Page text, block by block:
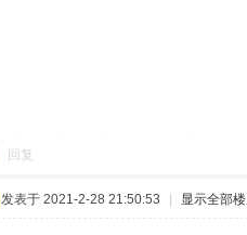
回复
发表于 2021-2-28 21:50:53 显示全部